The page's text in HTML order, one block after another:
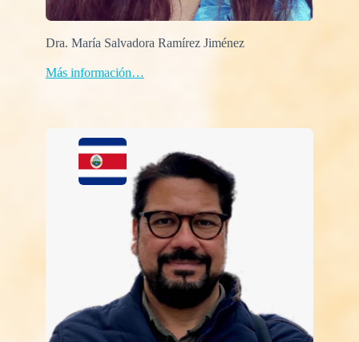
Dra. María Salvadora Ramírez Jiménez
Más información…